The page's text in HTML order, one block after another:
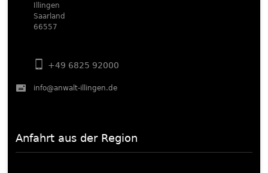
Illingen
Saarland
66557
+49 6825 92000
info@anwalt-illingen.de
Anfahrt aus der Region